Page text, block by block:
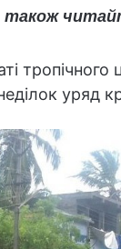
також
уряд